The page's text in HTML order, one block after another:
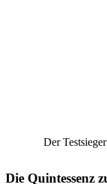
Der
Die Quintessenz